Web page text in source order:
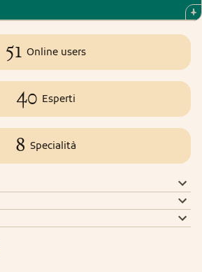
51 Online users
40 Esperti
8 Specialità